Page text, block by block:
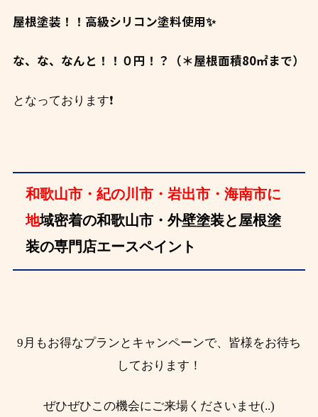
屋根塗装！！高級シリコン塗料使用✨
な、な、なんと！！０円！？（＊屋根面積80㎡まで）
となっております❗
和歌山市・紀の川市・岩出市・海南市に
地域密着の和歌山市・外壁塗装と屋根塗
装の専門店エースペイント
9月もお得なプランとキャンペーンで、皆様をお待ち
しております！
ぜひぜひこの機会にご来場くださいませ(..)